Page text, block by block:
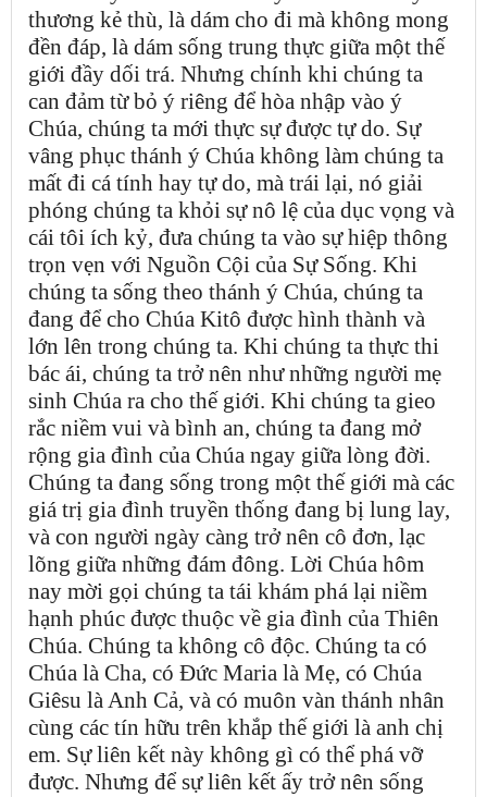
thương kẻ thù, là dám cho đi mà không mong
đền đáp, là dám sống trung thực giữa một thế
giới đầy dối trá. Nhưng chính khi chúng ta
can đảm từ bỏ ý riêng để hòa nhập vào ý
Chúa, chúng ta mới thực sự được tự do. Sự
vâng phục thánh ý Chúa không làm chúng ta
mất đi cá tính hay tự do, mà trái lại, nó giải
phóng chúng ta khỏi sự nô lệ của dục vọng và
cái tôi ích kỷ, đưa chúng ta vào sự hiệp thông
trọn vẹn với Nguồn Cội của Sự Sống. Khi
chúng ta sống theo thánh ý Chúa, chúng ta
đang để cho Chúa Kitô được hình thành và
lớn lên trong chúng ta. Khi chúng ta thực thi
bác ái, chúng ta trở nên như những người mẹ
sinh Chúa ra cho thế giới. Khi chúng ta gieo
rắc niềm vui và bình an, chúng ta đang mở
rộng gia đình của Chúa ngay giữa lòng đời.
Chúng ta đang sống trong một thế giới mà các
giá trị gia đình truyền thống đang bị lung lay,
và con người ngày càng trở nên cô đơn, lạc
lõng giữa những đám đông. Lời Chúa hôm
nay mời gọi chúng ta tái khám phá lại niềm
hạnh phúc được thuộc về gia đình của Thiên
Chúa. Chúng ta không cô độc. Chúng ta có
Chúa là Cha, có Đức Maria là Mẹ, có Chúa
Giêsu là Anh Cả, và có muôn vàn thánh nhân
cùng các tín hữu trên khắp thế giới là anh chị
em. Sự liên kết này không gì có thể phá vỡ
được. Nhưng để sự liên kết ấy trở nên sống